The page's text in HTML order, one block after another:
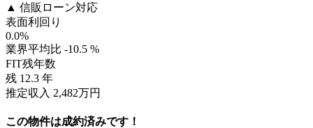
▲ 信販ローン対応
表面利回り
0.0%
業界平均比 -10.5 %
FIT残年数
残 12.3 年
推定収入 2,482万円
この物件は成約済みです！